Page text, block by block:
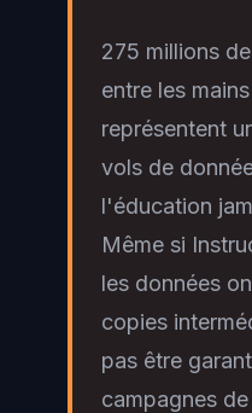
275 millions
entre les
représentent
vols de
l'éducation
Même si
les données
copies
pas être
campagnes